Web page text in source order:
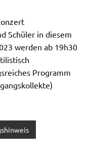
Schüler in diesem
werden ab 19h30
Programm